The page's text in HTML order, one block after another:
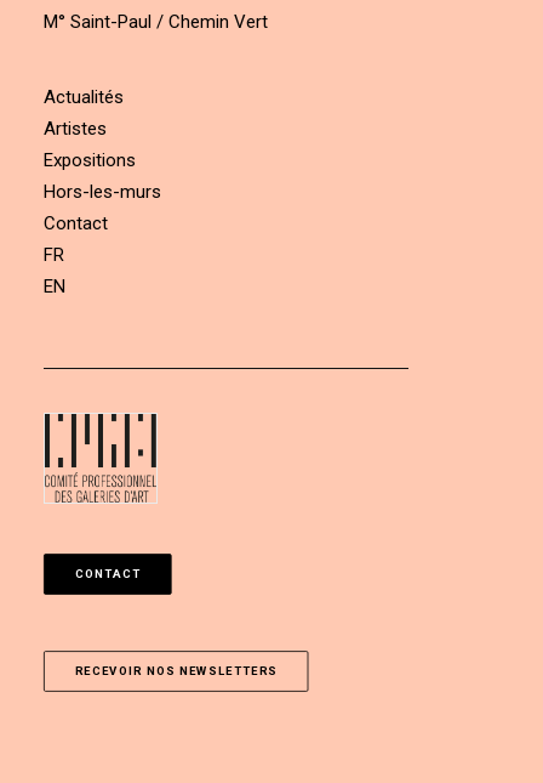
M° Saint-Paul / Chemin Vert
Actualités
Artistes
Expositions
Hors-les-murs
Contact
FR
EN
CONTACT
RECEVOIR NOS NEWSLETTERS